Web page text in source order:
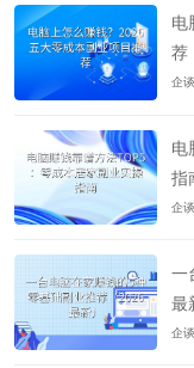
电
荐
企
电
指
企
一
最
企